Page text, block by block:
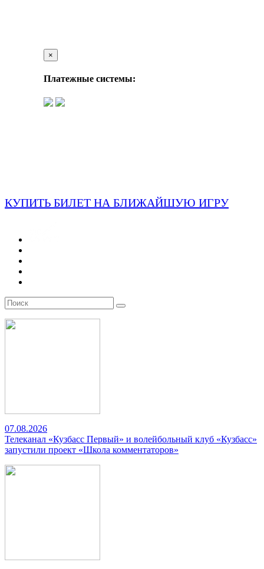
×
Платежные системы:
КУПИТЬ БИЛЕТ НА БЛИЖАЙШУЮ ИГРУ
07.08.2026
Телеканал «Кузбасс Первый» и волейбольный клуб «Кузбасс»
запустили проект «Школа комментаторов»